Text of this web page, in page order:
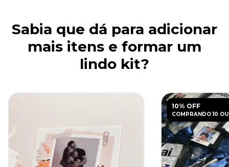
Sabia que dá para adicionar
mais itens e formar um
lindo kit?
10% OFF
COMPRANDO 10